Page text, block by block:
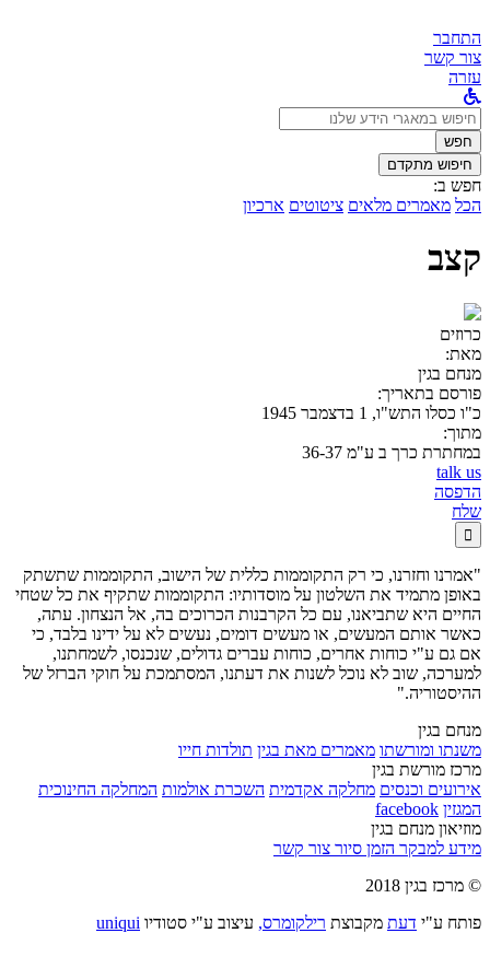
התחבר
צור קשר
עזרה
לחפש
ב:חפש
חיפוש מתקדם
חפש ב:
הכל מאמרים מלאים ציטוטים ארכיון
קצב
כרוזים
מאת:
מנחם בגין
פורסם בתאריך:
כ"ו כסלו התש"ו, 1 בדצמבר 1945
מתוך:
במחתרת כרך ב ע"מ 36-37
talk us
הדפסה
שלח

"אמרנו וחזרנו, כי רק התקוממות כללית של הישוב, התקוממות שתשתק
באופן מתמיד את השלטון על מוסדותיו: התקוממות שתקיף את כל שטחי
החיים היא שתביאנו, עם כל הקרבנות הכרוכים בה, אל הנצחון. עתה,
כאשר אותם המעשים, או מעשים דומים, נעשים לא על ידינו בלבד, כי
אם גם ע"י כוחות אחרים, כוחות עברים גדולים, שנכנסו, לשמחתנו,
למערכה, שוב לא נוכל לשנות את דעתנו, המסתמכת על חוקי הברזל של
ההיסטוריה."
מנחם בגין
משנתו ומורשתו מאמרים מאת בגין תולדות חייו
מרכז מורשת בגין
אירועים וכנסים מחלקה אקדמית השכרת אולמות המחלקה החינוכית
המגזין facebook
מוזיאון מנחם בגין
מידע למבקר הזמן סיור צור קשר
© מרכז בגין 2018
פותח ע"י דעת מקבוצת רילקומרס, עיצוב ע"י סטודיו uniqui